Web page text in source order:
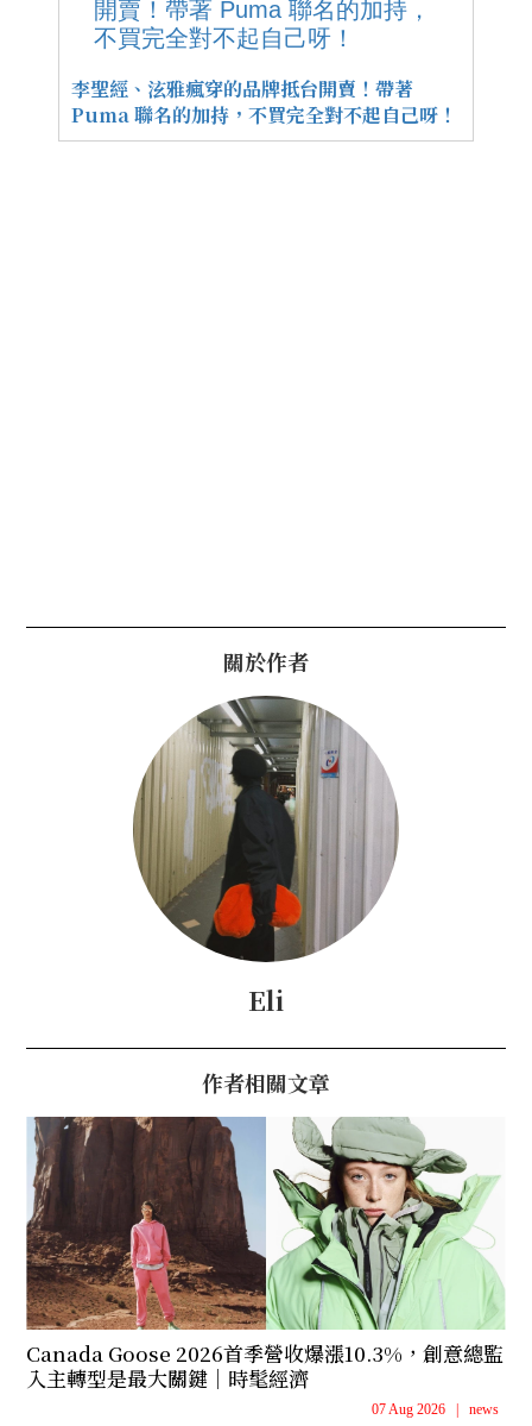
李聖經、泫雅瘋穿的品牌抵台開賣！帶著
Puma 聯名的加持，不買完全對不起自己呀！
關於作者
Eli
作者相關文章
Canada Goose 2026首季營收爆漲10.3%，創意總監
入主轉型是最大關鍵｜時髦經濟
07 Aug 2026 news